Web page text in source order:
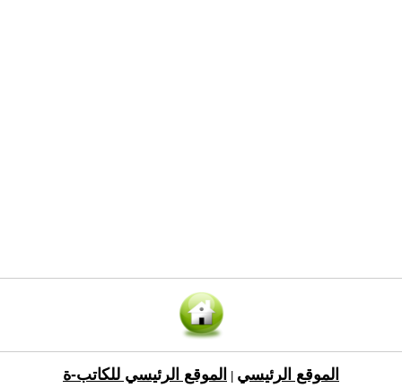
الموقع الرئيسي الموقع الرئيسي للكاتب-ة